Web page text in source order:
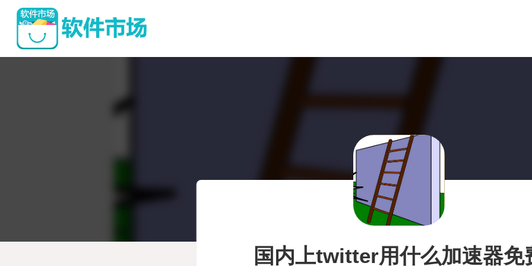
国内上twitter用什么加速器免